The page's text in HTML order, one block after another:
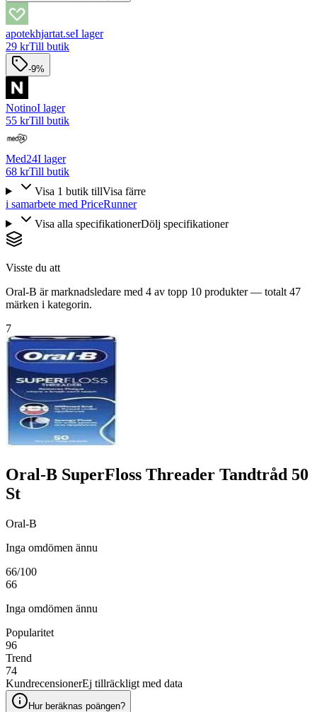
apotekhjartat.seI lager
29 krTill butik
-9%
NotinoI lager
55 krTill butik
Med24I lager
68 krTill butik
Visa 1 butik tillVisa färre
i samarbete med PriceRunner
Visa alla specifikationerDölj specifikationer
Visste du att
Oral-B är marknadsledare med 4 av topp 10 produkter — totalt 47
märken i kategorin.
7
Oral-B SuperFloss Threader Tandtråd 50
St
Oral-B
Inga omdömen ännu
66/100
66
Inga omdömen ännu
Popularitet
96
Trend
74
KundrecensionerEj tillräckligt med data
Hur beräknas poängen?